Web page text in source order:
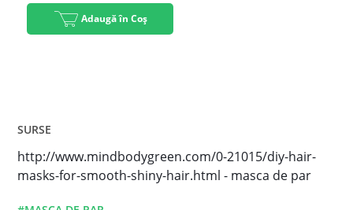
Adaugă în Coș
SURSE
http://www.mindbodygreen.com/0-21015/diy-hair-
masks-for-smooth-shiny-hair.html - masca de par